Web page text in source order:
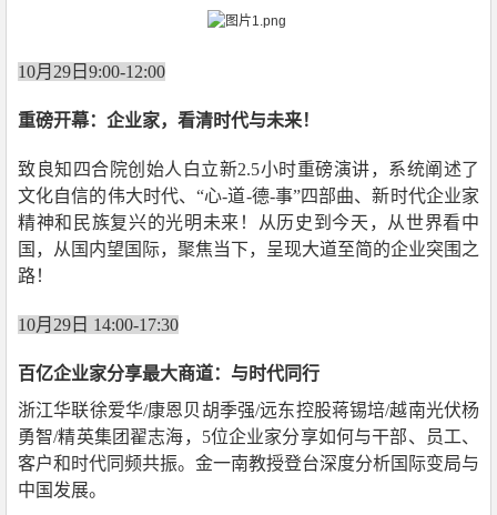
10月29日9:00-12:00
重磅开幕：企业家，看清时代与未来！
致良知四合院创始人白立新2.5小时重磅演讲，系统阐述了
文化自信的伟大时代、“心-道-德-事”四部曲、新时代企业家
精神和民族复兴的光明未来！从历史到今天，从世界看中
国，从国内望国际，聚焦当下，呈现大道至简的企业突围之
路！
10月29日 14:00-17:30
百亿企业家分享最大商道：与时代同行
浙江华联徐爱华/康恩贝胡季强/远东控股蒋锡培/越南光伏杨
勇智/精英集团翟志海，5位企业家分享如何与干部、员工、
客户和时代同频共振。金一南教授登台深度分析国际变局与
中国发展。